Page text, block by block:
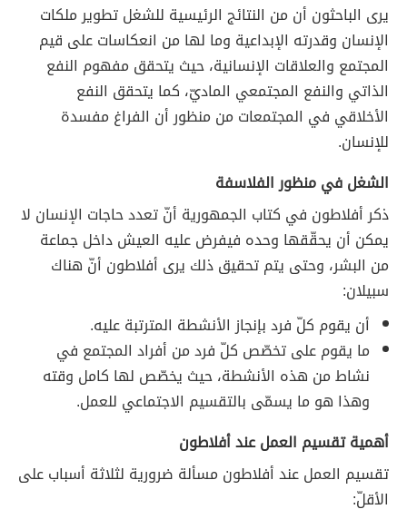
يرى الباحثون أن من النتائج الرئيسية للشغل تطوير ملكات
الإنسان وقدرته الإبداعية وما لها من انعكاسات على قيم
المجتمع والعلاقات الإنسانية، حيث يتحقق مفهوم النفع
الذاتي والنفع المجتمعي الماديّ، كما يتحقق النفع
الأخلاقي في المجتمعات من منظور أن الفراغ مفسدة
للإنسان.
الشغل في منظور الفلاسفة
ذكر أفلاطون في كتاب الجمهورية أنّ تعدد حاجات الإنسان لا
يمكن أن يحقّقها وحده فيفرض عليه العيش داخل جماعة
من البشر، وحتى يتم تحقيق ذلك يرى أفلاطون أنّ هناك
سبيلان:
أن يقوم كلّ فرد بإنجاز الأنشطة المترتبة عليه.
ما يقوم على تخصّص كلّ فرد من أفراد المجتمع في
نشاط من هذه الأنشطة، حيث يخصّص لها كامل وقته
وهذا هو ما يسمّى بالتقسيم الاجتماعي للعمل.
أهمية تقسيم العمل عند أفلاطون
تقسيم العمل عند أفلاطون مسألة ضرورية لثلاثة أسباب على
الأقلّ: